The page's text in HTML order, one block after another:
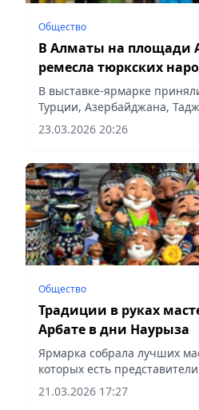
Общество
В Алматы на площади
ремесла тюркских
В выставке-ярмарке
Турции, Азербайджана,
Узбекистана, Кыргызстана и
сообщает Vecher.kz.
23.03.2026 20:26
Общество
Традиции в руках
Арбате в дни Наурыза
Ярмарка собрала лучших
которых есть
сообщает Vecher.kz.
21.03.2026 17:27